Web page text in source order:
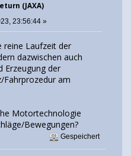
(JAXA)
23:56:44 »
reine Laufzeit der
dazwischen auch
Erzeugung der
Fahrprozedur am
Motortechnologie
Bewegungen?
Gespeichert